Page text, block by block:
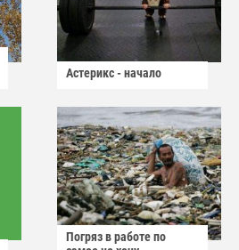
Астерикс - начало
Погряз в работе по